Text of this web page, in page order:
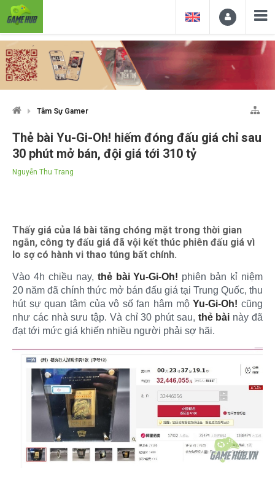
Tâm Sự Gamer
Thẻ bài Yu-Gi-Oh! hiếm đóng đấu giá chỉ sau
30 phút mở bán, đội giá tới 310 tỷ
Nguyễn Thu Trang
Thấy giá của lá bài tăng chóng mặt trong thời gian
ngắn, công ty đấu giá đã vội kết thúc phiên đấu giá vì
lo sợ có hành vi thao túng bất chính.
Vào 4h chiều nay, thẻ bài Yu-Gi-Oh! phiên bản kỉ niệm
20 năm đã chính thức mở bán đấu giá tại Trung Quốc, thu
hút sự quan tâm của vô số fan hâm mộYu-Gi-Oh! cũng
như các nhà sưu tập. Và chỉ 30 phút sau, thẻ bài này đã
đạt tới mức giá khiến nhiều người phải sợ hãi.​